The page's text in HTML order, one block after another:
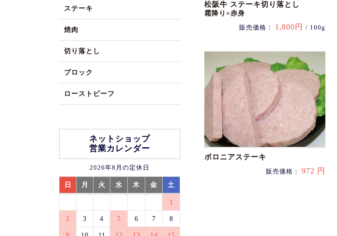
松阪牛 ステーキ切り落とし
霜降り×赤身
販売価格： 1,800円 / 100g
ボロニアステーキ
販売価格： 972 円
ステーキ
焼肉
切り落とし
ブロック
ローストビーフ
ネットショップ
営業カレンダー
2026年8月の定休日
日 月 火 水 木 金 土
1
2 3 4 5 6 7 8